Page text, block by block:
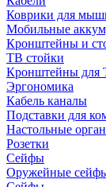
Коврики для
Мобильные
Кронштейны и
ТВ стойки
Кронштейны для
Эргономика
Кабель каналы
Подставки для
Настольные
Розетки
Сейфы
Оружейные